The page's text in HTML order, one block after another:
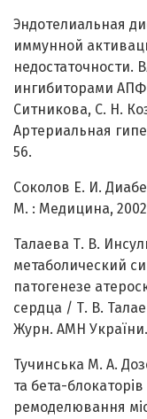
Эндотелиальная
иммунной
недостаточности.
ингибиторами
Ситникова, С. Н.
Артериальная
56.
Соколов Е. И.
М. : Медицина,
Талаева Т. В.
метаболический
патогенезе
сердца / Т. В.
Журн. АМН України.
Тучинська М. А.
та бета-
ремоделювання